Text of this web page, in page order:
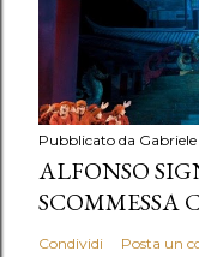
Pubblicato da
ALFONSO
Condividi Posta un